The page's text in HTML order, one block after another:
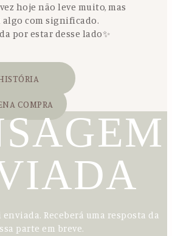
hoje não leve muito, mas
algo com significado.
por estar desse lado✨
COMPRA
Receberá uma resposta da
parte em breve.